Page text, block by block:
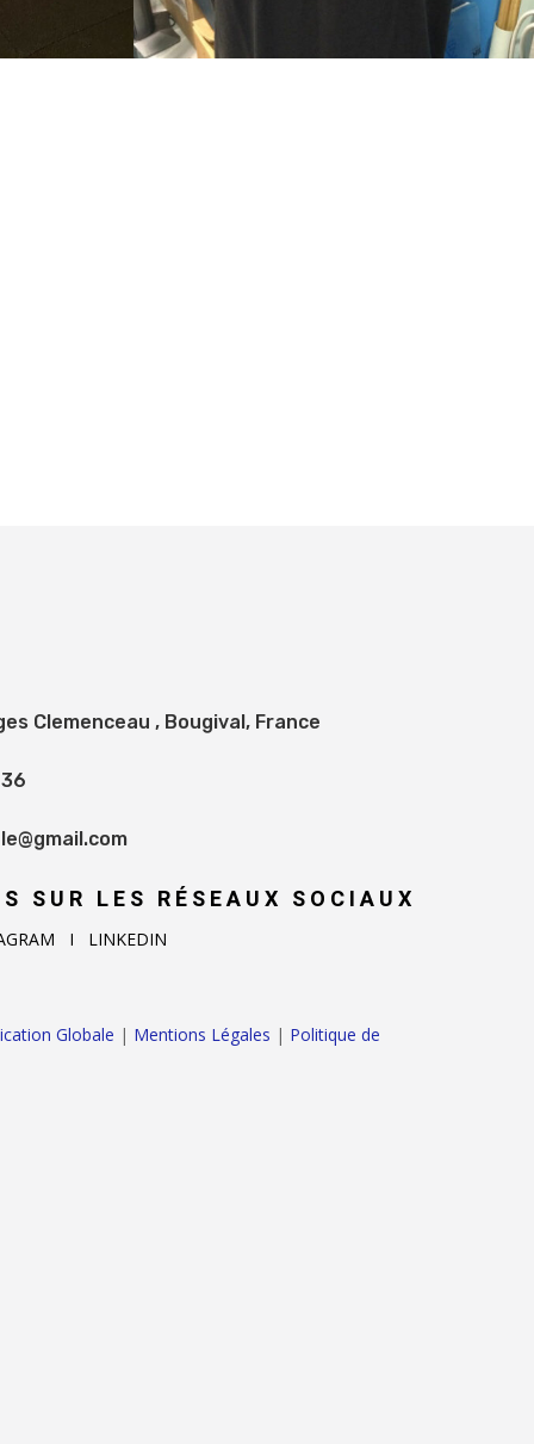
Clemenceau , Bougival, France
SUR LES RÉSEAUX SOCIAUX
I LINKEDIN
Globale | Mentions Légales | Politique de